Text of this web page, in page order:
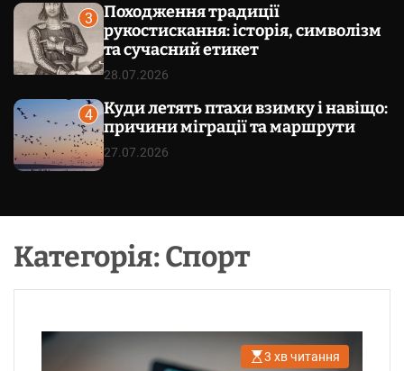
3
Походження традиції
рукостискання: історія, символізм
та сучасний етикет
28.07.2026
4
Куди летять птахи взимку і навіщо:
причини міграції та маршрути
27.07.2026
Категорія:Спорт
О
3 хв читання